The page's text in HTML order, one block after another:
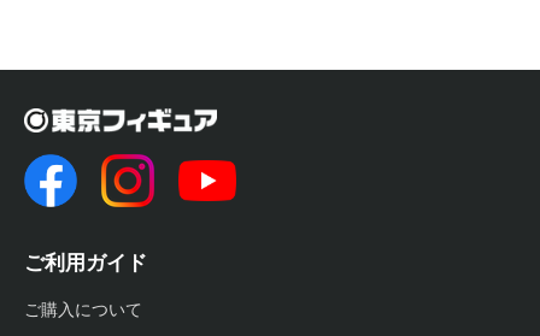
ご利用ガイド
ご購入について